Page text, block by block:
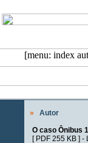
»
Autor
O caso Ônibus
[ PDF 255 KB] -